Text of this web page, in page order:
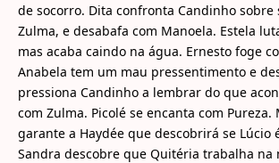
de socorro. Dita confronta Candinho sobre
Zulma, e desabafa com Manoela. Estela
mas acaba caindo na água. Ernesto foge
Anabela tem um mau pressentimento e
pressiona Candinho a lembrar do que
com Zulma. Picolé se encanta com Pureza.
garante a Haydée que descobrirá se Lúcio
Sandra descobre que Quitéria trabalha na